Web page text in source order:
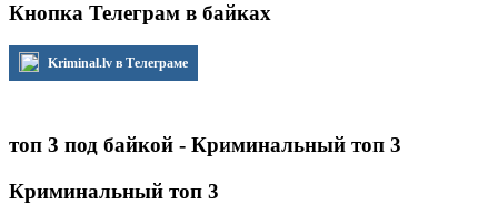
Кнопка Телеграм в байках
Kriminal.lv в Телеграме
топ 3 под байкой - Криминальный топ 3
Криминальный топ 3